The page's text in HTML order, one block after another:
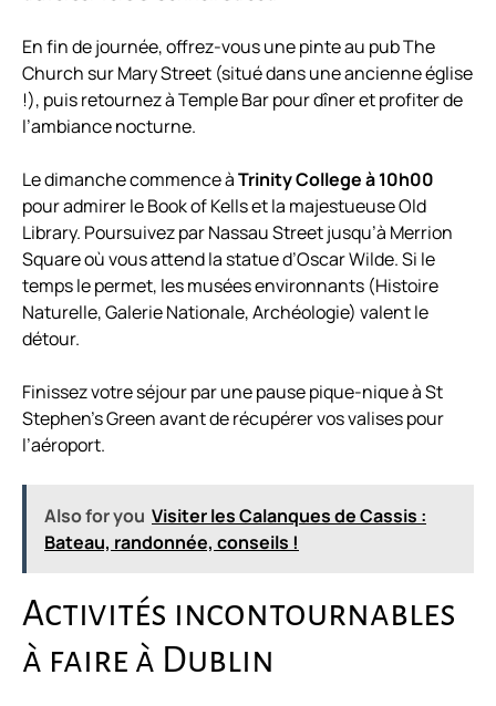
En fin de journée, offrez-vous une pinte au pub The
Church sur Mary Street (situé dans une ancienne église
!), puis retournez à Temple Bar pour dîner et profiter de
l’ambiance nocturne.
Le dimanche commence àTrinity College à 10h00
pour admirer le Book of Kells et la majestueuse Old
Library. Poursuivez par Nassau Street jusqu’à Merrion
Square où vous attend la statue d’Oscar Wilde. Si le
temps le permet, les musées environnants (Histoire
Naturelle, Galerie Nationale, Archéologie) valent le
détour.
Finissez votre séjour par une pause pique-nique à St
Stephen’s Green avant de récupérer vos valises pour
l’aéroport.
Also for you Visiter les Calanques de Cassis :
Bateau, randonnée, conseils !
Activités incontournables
à faire à Dublin